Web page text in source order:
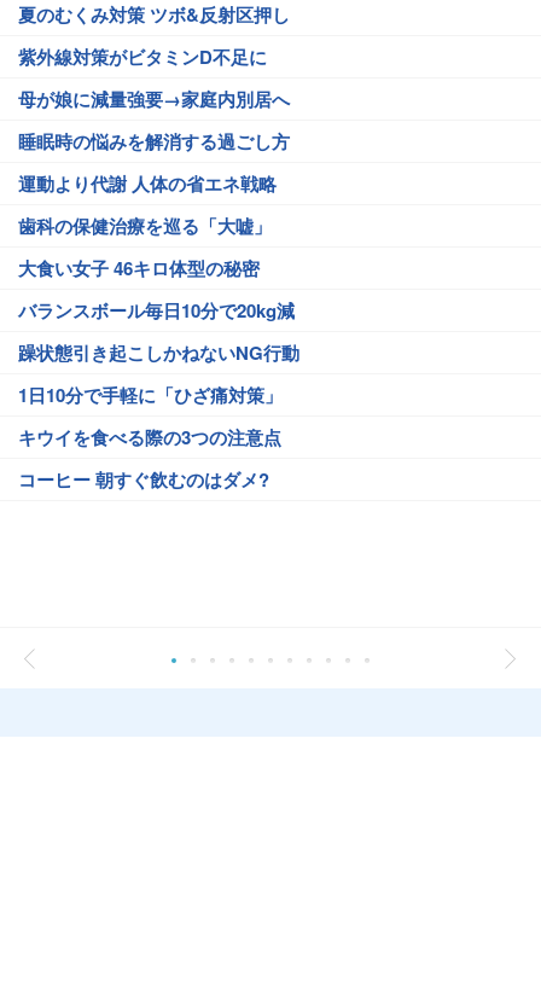
夏のむくみ対策 ツボ&反射区押し
紫外線対策がビタミンD不足に
母が娘に減量強要→家庭内別居へ
睡眠時の悩みを解消する過ごし方
運動より代謝 人体の省エネ戦略
歯科の保健治療を巡る「大嘘」
大食い女子 46キロ体型の秘密
バランスボール毎日10分で20kg減
躁状態引き起こしかねないNG行動
1日10分で手軽に「ひざ痛対策」
キウイを食べる際の3つの注意点
コーヒー 朝すぐ飲むのはダメ?